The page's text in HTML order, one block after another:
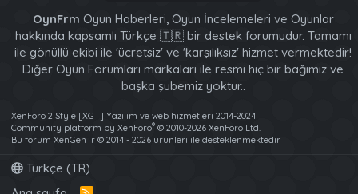
OynFrm Oyun Haberleri, Oyun İncelemeleri ve Oyunlar
hakkında kapsamlı Türkçe 🇹🇷 bir destek forumudur. Tamamı
ile gönüllü ekibi ile 'ücretsiz' ve 'karşılıksız' hizmet vermektedir!
Diğer Oyun Forumları markaları ile resmi hiç bir bağımız ve
başka şubemiz yoktur..
XenForo 2 Style [XGT] Yazılım ve web hizmetleri 2014-2024
Community platform by XenForo® © 2010-2026 XenForo Ltd.
Bu forum XenGenTr © 2014 - 2026 ürünleri ile desteklenmektedir
Türkçe (TR)